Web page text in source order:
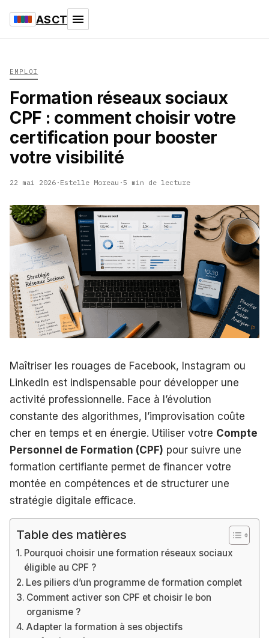
ASCT
EMPLOI
Formation réseaux sociaux
CPF : comment choisir votre
certification pour booster
votre visibilité
22 mai 2026 · Estelle Moreau ·5 min de lecture
Maîtriser les rouages de Facebook, Instagram ou
LinkedIn est indispensable pour développer une
activité professionnelle. Face à l’évolution
constante des algorithmes, l’improvisation coûte
cher en temps et en énergie. Utiliser votre Compte
Personnel de Formation (CPF) pour suivre une
formation certifiante permet de financer votre
montée en compétences et de structurer une
stratégie digitale efficace.
Table des matières
Pourquoi choisir une formation réseaux sociaux
éligible au CPF ?
Les piliers d’un programme de formation complet
Comment activer son CPF et choisir le bon
organisme ?
Adapter la formation à ses objectifs